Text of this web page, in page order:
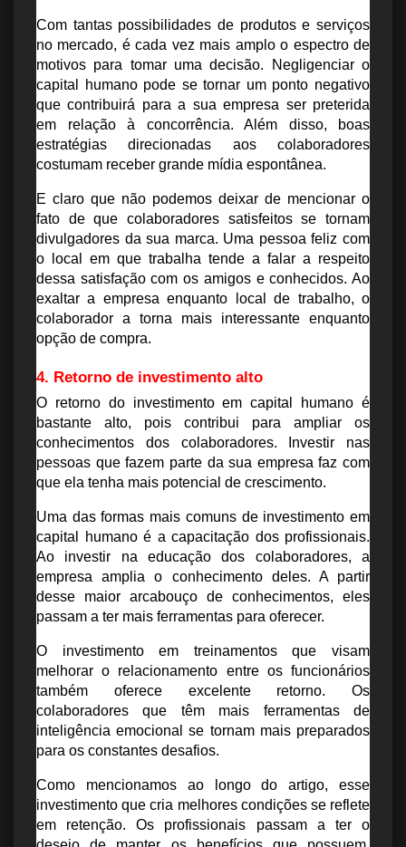
Com tantas possibilidades de produtos e serviços
no mercado, é cada vez mais amplo o espectro de
motivos para tomar uma decisão. Negligenciar o
capital humano pode se tornar um ponto negativo
que contribuirá para a sua empresa ser preterida
em relação à concorrência. Além disso, boas
estratégias direcionadas aos colaboradores
costumam receber grande mídia espontânea.
E claro que não podemos deixar de mencionar o
fato de que colaboradores satisfeitos se tornam
divulgadores da sua marca. Uma pessoa feliz com
o local em que trabalha tende a falar a respeito
dessa satisfação com os amigos e conhecidos. Ao
exaltar a empresa enquanto local de trabalho, o
colaborador a torna mais interessante enquanto
opção de compra.
4. Retorno de investimento alto
O retorno do investimento em capital humano é
bastante alto, pois contribui para ampliar os
conhecimentos dos colaboradores. Investir nas
pessoas que fazem parte da sua empresa faz com
que ela tenha mais potencial de crescimento.
Uma das formas mais comuns de investimento em
capital humano é a capacitação dos profissionais.
Ao investir na educação dos colaboradores, a
empresa amplia o conhecimento deles. A partir
desse maior arcabouço de conhecimentos, eles
passam a ter mais ferramentas para oferecer.
O investimento em treinamentos que visam
melhorar o relacionamento entre os funcionários
também oferece excelente retorno. Os
colaboradores que têm mais ferramentas de
inteligência emocional se tornam mais preparados
para os constantes desafios.
Como mencionamos ao longo do artigo, esse
investimento que cria melhores condições se reflete
em retenção. Os profissionais passam a ter o